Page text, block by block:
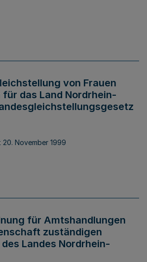
von Frauen
für das Land Nordrhein-
20. November 1999
für Amtshandlungen
zuständigen
Landes Nordrhein-